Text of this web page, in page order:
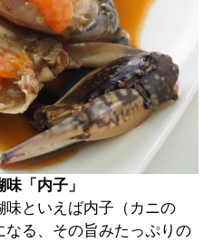
「内子」
味といえば内子（カニの
る、その旨みたっぷりの